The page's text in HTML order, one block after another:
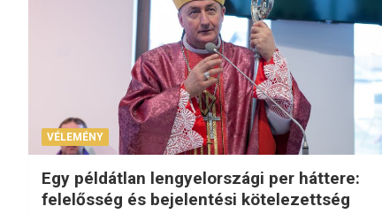
VÉLEMÉNY
Egy példátlan lengyelországi per háttere:
felelősség és bejelentési kötelezettség